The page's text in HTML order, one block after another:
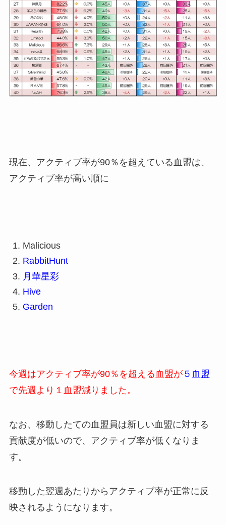
現在、アクティブ率が90％を超えている血盟は、
アクティブ率が高い順に
Malicious
RabbitHunt
月華星彩
Hive
Garden
今週はアクティブ率が90％を超える血盟が５血盟
で先週より１血盟減りました。
なお、移動したての血盟員は新しい血盟に対する
貢献度が低いので、アクティブ率が低くなりま
す。
移動した翌週あたりからアクティブ率が正常に反
映されるようになります。